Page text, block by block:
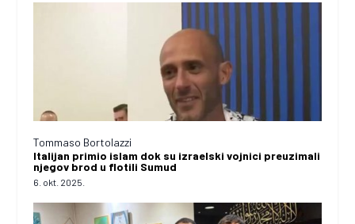
Tommaso Bortolazzi
Italijan primio islam dok su izraelski vojnici preuzimali
njegov brod u flotili Sumud
6. okt. 2025.